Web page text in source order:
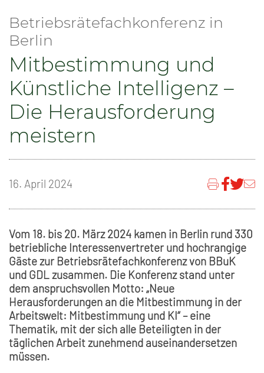
Betriebsrätefachkonferenz in
Berlin
Mitbestimmung und
Künstliche Intelligenz –
Die Herausforderung
meistern
16. April 2024
Vom 18. bis 20. März 2024 kamen in Berlin rund 330
betriebliche Interessenvertreter und hochrangige
Gäste zur Betriebsrätefachkonferenz von BBuK
und GDL zusammen. Die Konferenz stand unter
dem anspruchsvollen Motto: „Neue
Herausforderungen an die Mitbestimmung in der
Arbeitswelt: Mitbestimmung und KI“ – eine
Thematik, mit der sich alle Beteiligten in der
täglichen Arbeit zunehmend auseinandersetzen
müssen.